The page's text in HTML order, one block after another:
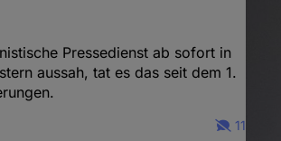
Pressedienst ab sofort in
aussah, tat es das seit dem 1.
11